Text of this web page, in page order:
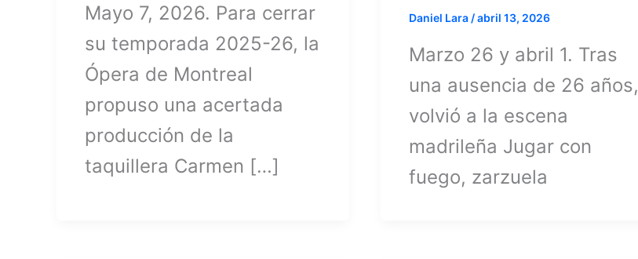
Mayo 7, 2026. Para cerrar
su temporada 2025-26, la
Ópera de Montreal
propuso una acertada
producción de la
taquillera Carmen […]
Daniel Lara /abril 13, 2026
Marzo 26 y abril 1. Tras
una ausencia de 26 años,
volvió a la escena
madrileña Jugar con
fuego, zarzuela